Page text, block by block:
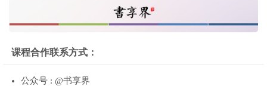
课程合作联系方式：
公众号 : @书享界